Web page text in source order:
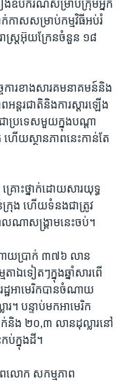
ឿង​ឧបករណ៍សម្រាប់​ក្រុម​អ្នក​
កាស​សម្រាប់​កម្មវិធីអប់រំ
ាស្ត្រ​អ៊ុយក្រែន​ចំនួន​ ១៨​
ការ​ខាង​សារ​គមនាគមន៍​និង​
ន្តរជាតិ​និង​ការស្តារ​ឡើង​
ប្រទេស​មួយក្នុង​បណ្តា​
ើយស្ថានភាព​នេះ​កាន់តែ​
រោះថ្នាក់​ដោយសារ​យុទ្ធ
រុង ​ហើយទំនង​ជា​ត្រូវ​
ណា​សង្គ្រាម​នេះ​ចប់។
ាយ​ប្រាក់​ ៣៧៦​ លាន​
ា​ឯទៀតៗ​ក្នុង​ឆ្នាំ​សារពើ
ឋ​អាមេរិក​បាន​ចំណាយ​
។​ បន្ទាប់មក​អាមេរិក
និង​ ២០,៣​ លាន​ដុល្លារនៅ​
ប់ក្នុងដី។
ពលោក ​សកម្មភាព​